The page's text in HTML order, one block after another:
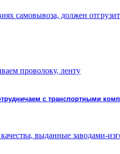
самовывоза, должен
проволоку, ленту
с транспортными
выданные заводами-